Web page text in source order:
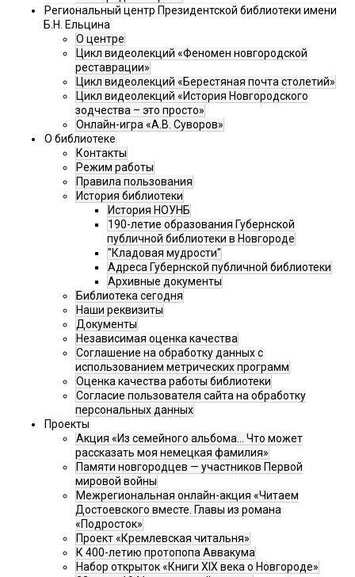
Региональный центр Президентской библиотеки имени
Б.Н. Ельцина
О центре
Цикл видеолекций «Феномен новгородской
реставрации»
Цикл видеолекций «Берестяная почта столетий»
Цикл видеолекций «История Новгородского
зодчества – это просто»
Онлайн-игра «А.В. Суворов»
О библиотеке
Контакты
Режим работы
Правила пользования
История библиотеки
История НОУНБ
190-летие образования Губернской
публичной библиотеки в Новгороде
"Кладовая мудрости"
Адреса Губернской публичной библиотеки
Архивные документы
Библиотека сегодня
Наши реквизиты
Документы
Независимая оценка качества
Соглашение на обработку данных с
использованием метрических программ
Оценка качества работы библиотеки
Согласие пользователя сайта на обработку
персональных данных
Проекты
Акция «Из семейного альбома... Что может
рассказать моя немецкая фамилия»
Памяти новгородцев — участников Первой
мировой войны
Межрегиональная онлайн-акция «Читаем
Достоевского вместе. Главы из романа
«Подросток»
Проект «Кремлевская читальня»
К 400-летию протопопа Аввакума
Набор открыток «Книги XIX века о Новгороде»